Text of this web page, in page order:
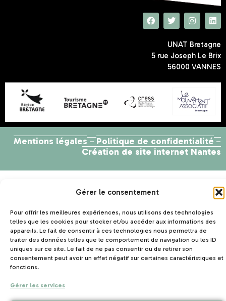
Gérer le consentement
Pour offrir les meilleures expériences, nous utilisons des technologies
telles que les cookies pour stocker et/ou accéder aux informations des
appareils. Le fait de consentir à ces technologies nous permettra de
traiter des données telles que le comportement de navigation ou les ID
uniques sur ce site. Le fait de ne pas consentir ou de retirer son
consentement peut avoir un effet négatif sur certaines caractéristiques et
fonctions.
Gérer les services
UNAT Bretagne
5 rue Joseph Le Brix
56000 VANNES
Mentions légales – Politique de confidentialité –
Création de site internet Nantes